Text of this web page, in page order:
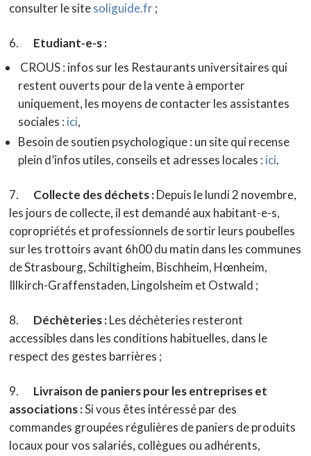
consulter le sitesoliguide.fr;
6. Etudiant-e-s :
CROUS : infos sur les Restaurants universitaires qui
restent ouverts pour de la vente à emporter
uniquement, les moyens de contacter les assistantes
sociales : ici,
Besoin de soutien psychologique : un site qui recense
plein d’infos utiles, conseils et adresses locales : ici.
7. Collecte des déchets :Depuis le lundi 2 novembre,
les jours de collecte, il est demandé aux habitant-e-s,
copropriétés et professionnels de sortir leurs poubelles
sur les trottoirs avant 6h00 du matin dans les communes
de Strasbourg, Schiltigheim, Bischheim, Hœnheim,
Illkirch-Graffenstaden, Lingolsheim et Ostwald ;
8. Déchèteries :Les déchèteries resteront
accessibles dans les conditions habituelles, dans le
respect des gestes barrières ;
9. Livraison de paniers pour les entreprises et
associations :Si vous êtes intéressé par des
commandes groupées régulières de paniers de produits
locaux pour vos salariés, collègues ou adhérents,